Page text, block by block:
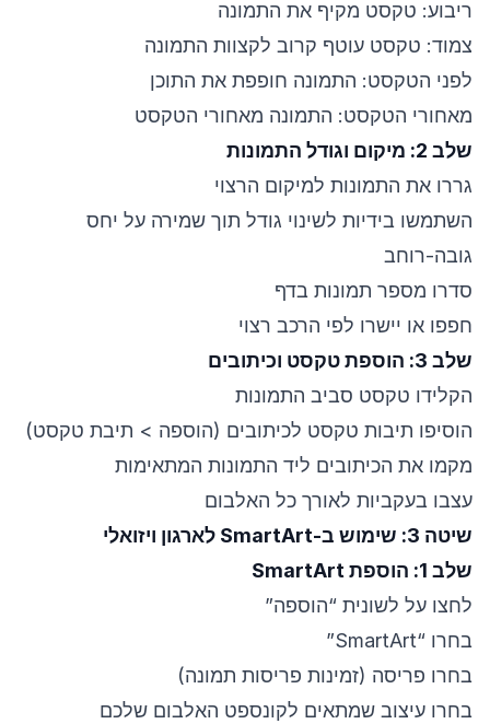
ריבוע: טקסט מקיף את התמונה
צמוד: טקסט עוטף קרוב לקצוות התמונה
לפני הטקסט: התמונה חופפת את התוכן
מאחורי הטקסט: התמונה מאחורי הטקסט
שלב 2: מיקום וגודל התמונות
גררו את התמונות למיקום הרצוי
השתמשו בידיות לשינוי גודל תוך שמירה על יחס
גובה-רוחב
סדרו מספר תמונות בדף
חפפו או יישרו לפי הרכב רצוי
שלב 3: הוספת טקסט וכיתובים
הקלידו טקסט סביב התמונות
הוסיפו תיבות טקסט לכיתובים (הוספה > תיבת טקסט)
מקמו את הכיתובים ליד התמונות המתאימות
עצבו בעקביות לאורך כל האלבום
שיטה 3: שימוש ב-SmartArt לארגון ויזואלי
שלב 1: הוספת SmartArt
לחצו על לשונית “הוספה”
בחרו “SmartArt”
בחרו פריסה (זמינות פריסות תמונה)
בחרו עיצוב שמתאים לקונספט האלבום שלכם